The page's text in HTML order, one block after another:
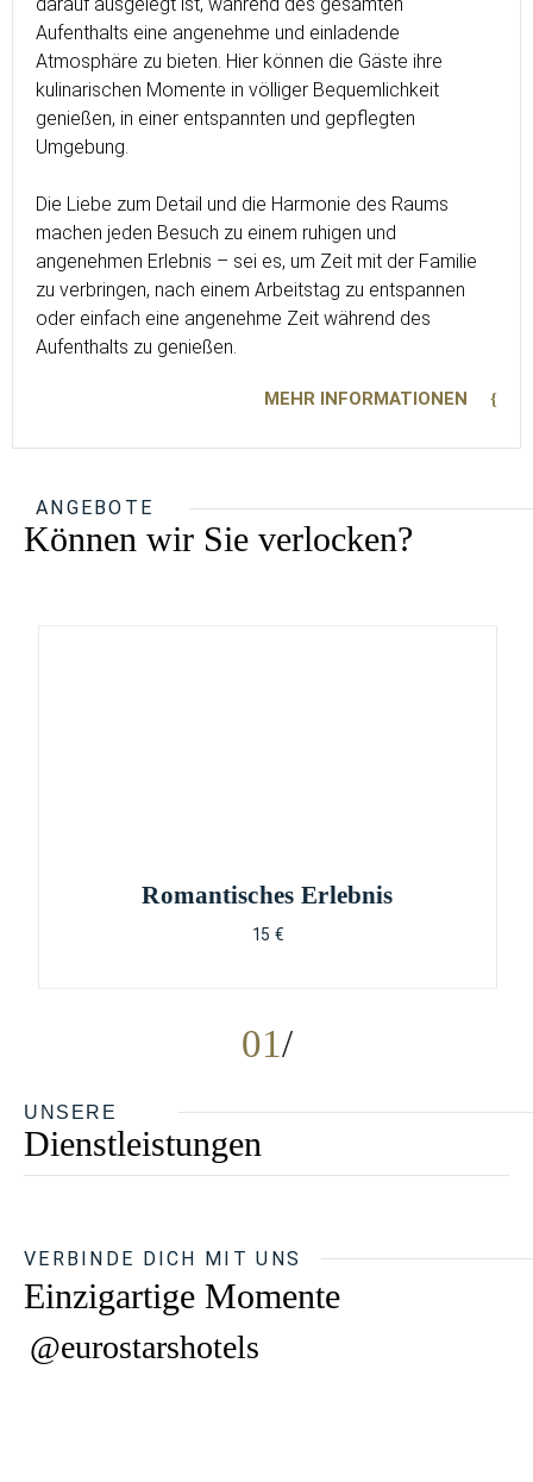
Aufenthalts eine angenehme und einladende
Atmosphäre zu bieten. Hier können die Gäste ihre
kulinarischen Momente in völliger Bequemlichkeit
genießen, in einer entspannten und gepflegten
Umgebung.
Die Liebe zum Detail und die Harmonie des Raums
machen jeden Besuch zu einem ruhigen und
angenehmen Erlebnis – sei es, um Zeit mit der Familie
zu verbringen, nach einem Arbeitstag zu entspannen
oder einfach eine angenehme Zeit während des
Aufenthalts zu genießen.
MEHR INFORMATIONEN
ANGEBOTE
Können wir Sie verlocken?
01
Romantisches Erlebnis
15 €
UNSERE
Dienstleistungen
VERBINDE DICH MIT UNS
Einzigartige Momente
@eurostarshotels